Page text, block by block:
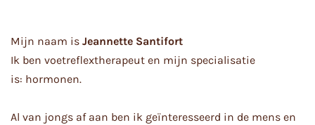
Mijn naam is Jeannette Santifort
Ik ben voetreflextherapeut en mijn specialisatie
is: hormonen.
Al van jongs af aan ben ik geïnteresseerd in de mens en